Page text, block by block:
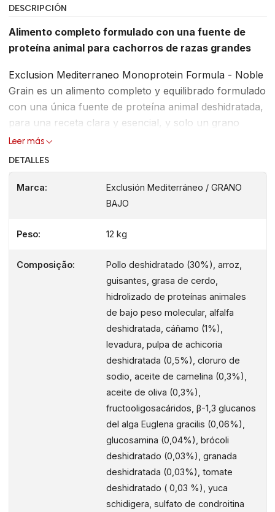
DESCRIPCIÓN
Alimento completo formulado con una fuente de
proteína animal para cachorros de razas grandes
Exclusion Mediterraneo Monoprotein Formula - Noble
Grain es un alimento completo y equilibrado formulado
con una única fuente de proteína animal deshidratada,
para una receta clara y esencial, y solo un grano
noble de alta calidad. Se conserva con antioxidantes
naturales y se complementa con beta-glucanos. Está
elaborado con una innovadora receta de
Superalimentos de tradición mediterránea: Cáñamo,
Aceite de Oliva, Tomate, Granada, Brócoli y Achicoria.
Libre de grasas añadidas de pollo, trigo, soja y maíz.
Una fuente única de proteína animal
deshidratada para más apoyo
nutricional. Receta esencial y clara de
apoyo proteico, adecuada a las necesidades
GRANO NOBLE
Sin maíz, trigo ni soja añadidos.
Formulado únicamente con un cereal
noble de alta calidad
DEFENSA INMUNOLÓGICA
Los ß-1,3 glucanos del alga Euglena
gracilis ayudan a reforzar el sistema
inmunológico, favoreciendo el
bienestar del organismo
Leer más
DETALLES
Marca:
Exclusión Mediterráneo / GRANO
BAJO
Peso: 12 kg
Composição:
Pollo deshidratado (30%), arroz,
guisantes, grasa de cerdo,
hidrolizado de proteínas animales
de bajo peso molecular, alfalfa
deshidratada, cáñamo (1%),
levadura, pulpa de achicoria
deshidratada (0,5%), cloruro de
sodio, aceite de camelina (0,3%),
aceite de oliva (0,3%),
fructooligosacáridos, β-1,3 glucanos
del alga Euglena gracilis (0,06%),
glucosamina (0,04%), brócoli
deshidratado (0,03%), granada
deshidratada (0,03%), tomate
deshidratado ( 0,03 %), yuca
schidigera, sulfato de condroitina